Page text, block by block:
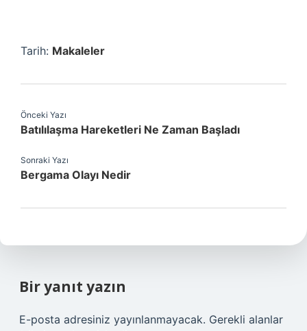
Tarih: Makaleler
Önceki Yazı
Batılılaşma Hareketleri Ne Zaman Başladı
Sonraki Yazı
Bergama Olayı Nedir
Bir yanıt yazın
E-posta adresiniz yayınlanmayacak. Gerekli alanlar